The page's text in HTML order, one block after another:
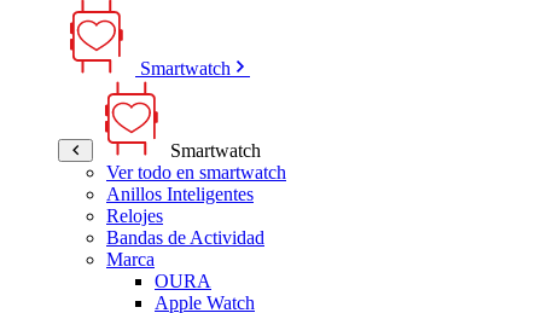
Smartwatch
Smartwatch
Ver todo en smartwatch
Anillos Inteligentes
Relojes
Bandas de Actividad
Marca
OURA
Apple Watch